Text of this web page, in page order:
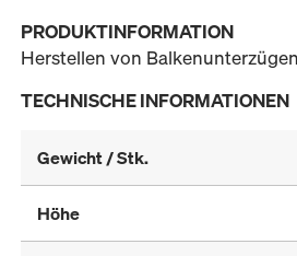
PRODUKTINFORMATION
Herstellen von
TECHNISCHE INFORMATIONEN
Gewicht / Stk.
Höhe